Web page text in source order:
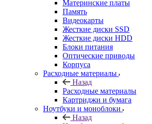
Материнские платы
Память
Видеокарты
Жесткие диски SSD
Жесткие диски HDD
Блоки питания
Оптические приводы
Корпуса
Расходные материалы
Назад
Расходные материалы
Картриджи и бумага
Ноутбуки и моноблоки
Назад